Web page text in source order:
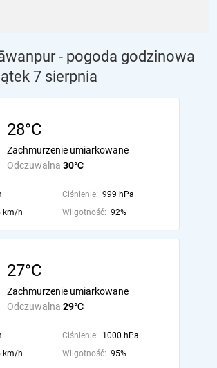
- pogoda godzinowa
7 sierpnia
28°C
Odczuwalna 30°C
Zachmurzenie umiarkowane
Ciśnienie: 999 hPa
km/h Wilgotność: 92%
27°C
Odczuwalna 29°C
Zachmurzenie umiarkowane
Ciśnienie: 1000 hPa
km/h Wilgotność: 95%